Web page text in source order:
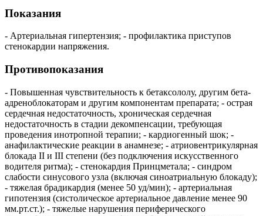
Показания
- Артериальная гипертензия; - профилактика приступов
стенокардии напряжения.
Противопоказания
- Повышенная чувствительность к бетаксололу, другим бета-
адреноблокаторам и другим компонентам препарата; - острая
сердечная недостаточность, хроническая сердечная
недостаточность в стадии декомпенсации, требующая
проведения инотропной терапии; - кардиогенный шок; -
анафилактические реакции в анамнезе; - атриовентрикулярная
блокада II и III степени (без подключения искусственного
водителя ритма); - стенокардия Принцметала; - синдром
слабости синусового узла (включая синоатриальную блокаду);
- тяжелая брадикардия (менее 50 уд/мин); - артериальная
гипотензия (систолическое артериальное давление менее 90
мм.рт.ст.); - тяжелые нарушения периферического